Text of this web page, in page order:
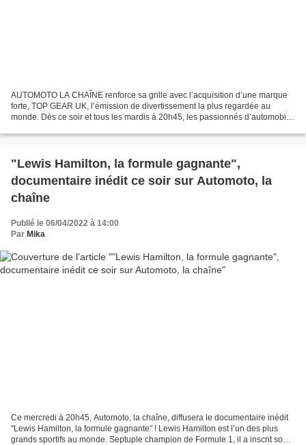
AUTOMOTO LA CHAÎNE renforce sa grille avec l’acquisition d’une marque
forte, TOP GEAR UK, l’émission de divertissement la plus regardée au
monde. Dès ce soir et tous les mardis à 20h45, les passionnés d’automobile
"Lewis Hamilton, la formule gagnante",
documentaire inédit ce soir sur Automoto, la
chaîne
Publié le 06/04/2022 à 14:00
Par Mika
Ce mercredi à 20h45, Automoto, la chaîne, diffusera le documentaire inédit
"Lewis Hamilton, la formule gagnante" ! Lewis Hamilton est l’un des plus
grands sportifs au monde. Septuple champion de Formule 1, il a inscrit son